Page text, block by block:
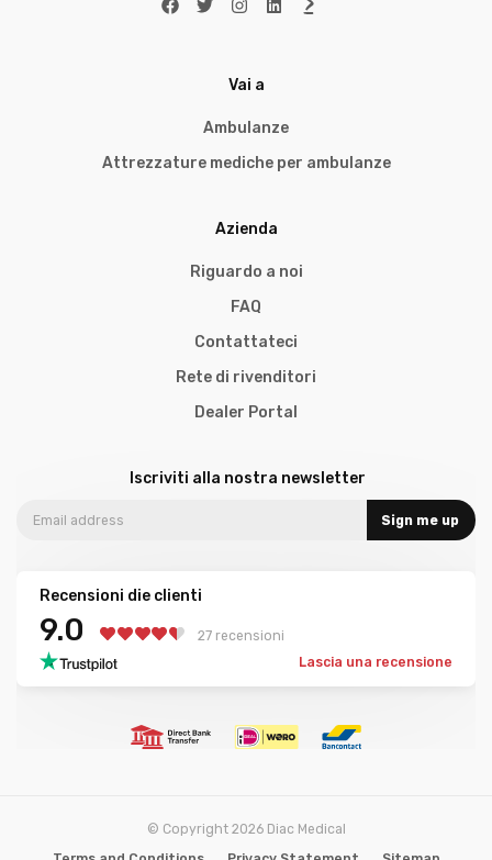
Vai a
Ambulanze
Attrezzature mediche per ambulanze
Azienda
Riguardo a noi
FAQ
Contattateci
Rete di rivenditori
Dealer Portal
Iscriviti alla nostra newsletter
Sign me up
Recensioni die clienti
9.0
27 recensioni
Lascia una recensione
© Copyright 2026 Diac Medical